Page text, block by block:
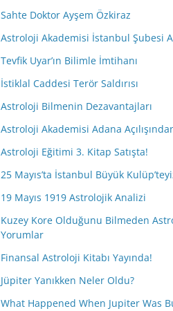
Sahte Doktor Ayşem Özkiraz
Astroloji Akademisi İstanbul Şubesi
Tevfik Uyar’ın Bilimle İmtihanı
İstiklal Caddesi Terör Saldırısı
Astroloji Bilmenin Dezavantajları
Astroloji Akademisi Adana
Astroloji Eğitimi 3. Kitap Satışta!
25 Mayıs’ta İstanbul Büyük
19 Mayıs 1919 Astrolojik Analizi
Kuzey Kore Olduğunu Bilmeden
Yorumlar
Finansal Astroloji Kitabı Yayında!
Jüpiter Yanıkken Neler Oldu?
What Happened When Jupiter Was